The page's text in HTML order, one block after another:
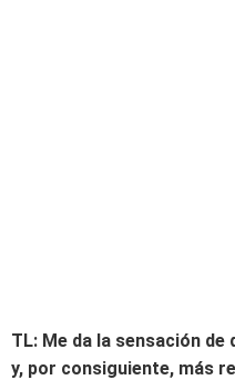
TL: Me da la sensación
y, por consiguiente, más